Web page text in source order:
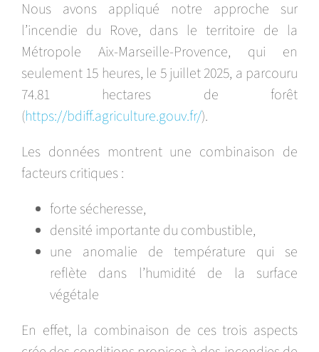
Nous avons appliqué notre approche sur
l’incendie du Rove, dans le territoire de la
Métropole Aix-Marseille-Provence, qui en
seulement 15 heures, le 5juillet 2025, a parcouru
74.81 hectares de forêt
(https://bdiff.agriculture.gouv.fr/).
Les données montrent une combinaison de
facteurs critiques :
forte sécheresse,
densité importante du combustible,
une anomalie de température qui se
reflète dans l’humidité de la surface
végétale
En effet, la combinaison de ces trois aspects